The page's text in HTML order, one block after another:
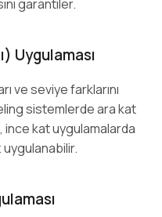
garantiler.
Uygulaması
ve seviye farklarını
sistemlerde ara kat
ince kat uygulamalarda
uygulanabilir.